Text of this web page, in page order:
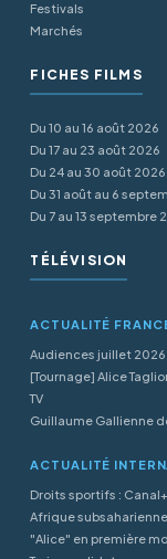
Festivals
Marchés
FICHES FILMS
Du 10 au 16 août 2026
Du 17 au 23 août 2026
Du 24 au 30 août 2026
Du 31 août au 6
Du 7 au 13 septembre
TÉLÉVISION
ACTUALITÉ
Audiences juillet 2026
[Tournage] Alice
TV
Guillaume Gallienne
ACTUALITÉ
Droits sportifs :
Afrique subsaharienne
"Alice" en première